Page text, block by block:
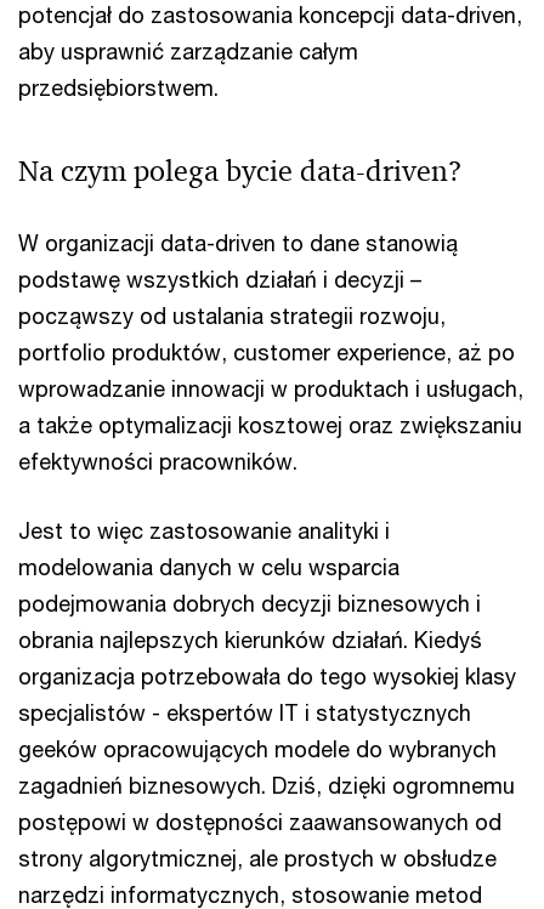
potencjał do zastosowania koncepcji data-driven,
aby usprawnić zarządzanie całym
przedsiębiorstwem.
Na czym polega bycie data-driven?
W organizacji data-driven to dane stanowią
podstawę wszystkich działań i decyzji –
począwszy od ustalania strategii rozwoju,
portfolio produktów, customer experience, aż po
wprowadzanie innowacji w produktach i usługach,
a także optymalizacji kosztowej oraz zwiększaniu
efektywności pracowników.
Jest to więc zastosowanie analityki i
modelowania danych w celu wsparcia
podejmowania dobrych decyzji biznesowych i
obrania najlepszych kierunków działań. Kiedyś
organizacja potrzebowała do tego wysokiej klasy
specjalistów - ekspertów IT i statystycznych
geeków opracowujących modele do wybranych
zagadnień biznesowych. Dziś, dzięki ogromnemu
postępowi w dostępności zaawansowanych od
strony algorytmicznej, ale prostych w obsłudze
narzędzi informatycznych, stosowanie metod